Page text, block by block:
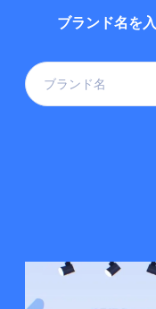
ブランド名を